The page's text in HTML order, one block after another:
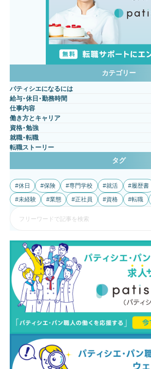
カテゴリー
パティシエになるには
給与・休日・勤務時間
仕事内容
働き方とキャリア
資格・勉強
就職・転職
転職ストーリー
タグ
休日 保険 専門学校 就活 履歴書
未経験 業態 正社員 資格 転職